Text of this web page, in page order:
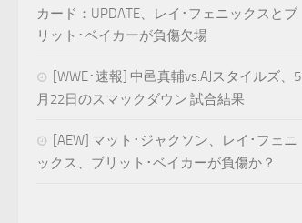
カード：UPDATE、レイ･フェニックスとブ
リット･ベイカーが負傷欠場
[WWE･速報] 中邑真輔vs.AJスタイルズ、5
月22日のスマックダウン 試合結果
[AEW] マット･ジャクソン、レイ･フェニ
ックス、ブリット･ベイカーが負傷か？